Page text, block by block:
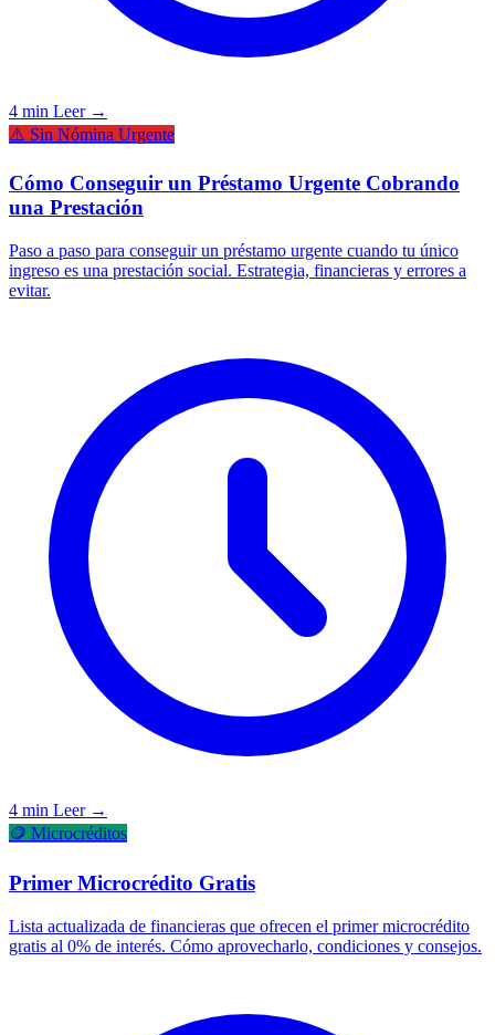
4 min Leer →
⚠️ Sin Nómina Urgente
Cómo Conseguir un Préstamo Urgente Cobrando
una Prestación
Paso a paso para conseguir un préstamo urgente cuando tu único
ingreso es una prestación social. Estrategia, financieras y errores a
evitar.
4 min Leer →
🪙 Microcréditos
Primer Microcrédito Gratis
Lista actualizada de financieras que ofrecen el primer microcrédito
gratis al 0% de interés. Cómo aprovecharlo, condiciones y consejos.